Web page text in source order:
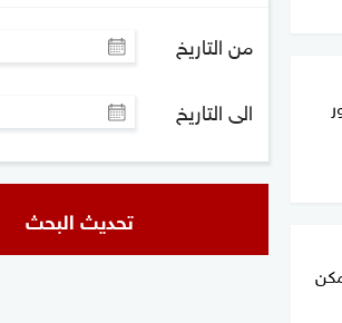
من التاريخ
الى التاريخ
تحديث البحث